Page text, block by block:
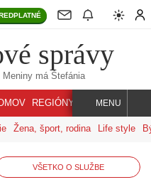
správy
| Meniny má Štefánia
REGIÓNY INDEX SVET
MENU
Žena, šport, rodina Life style
VŠETKO O SLUŽBE